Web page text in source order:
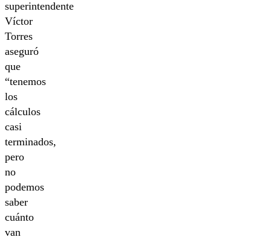
superintendente
Víctor
Torres
aseguró
que
“tenemos
los
cálculos
casi
terminados,
pero
no
podemos
saber
cuánto
van